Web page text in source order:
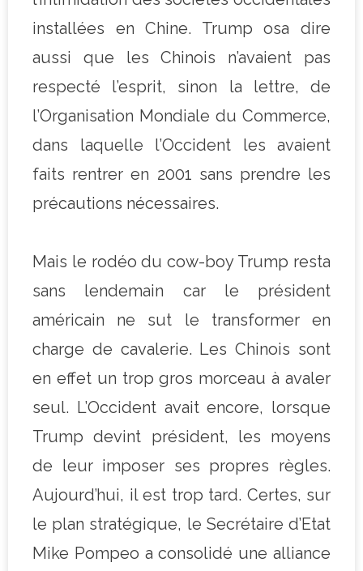
installées en Chine. Trump osa dire
aussi que les Chinois n’avaient pas
respecté l’esprit, sinon la lettre, de
l’Organisation Mondiale du Commerce,
dans laquelle l’Occident les avaient
faits rentrer en 2001 sans prendre les
précautions nécessaires.
Mais le rodéo du cow-boy Trump resta
sans lendemain car le président
américain ne sut le transformer en
charge de cavalerie. Les Chinois sont
en effet un trop gros morceau à avaler
seul. L’Occident avait encore, lorsque
Trump devint président, les moyens
de leur imposer ses propres règles.
Aujourd’hui, il est trop tard. Certes, sur
le plan stratégique, le Secrétaire d’Etat
Mike Pompeo a consolidé une alliance